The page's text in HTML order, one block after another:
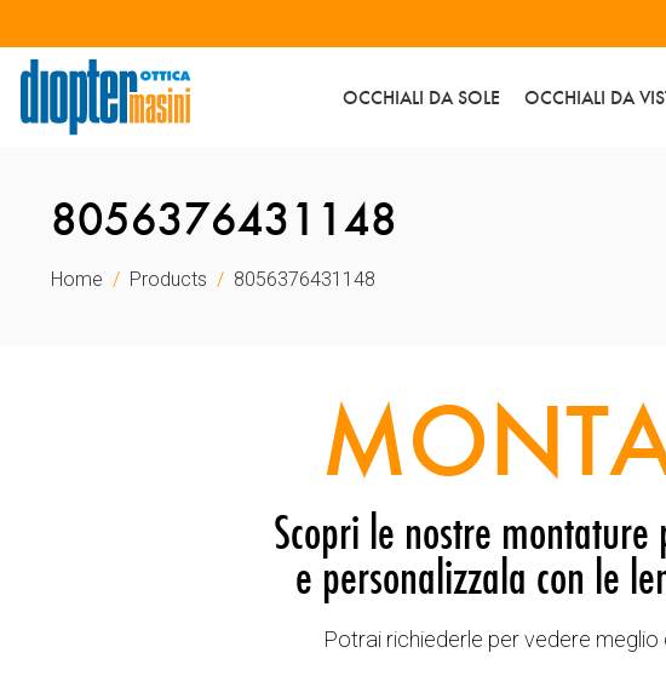
OCCHIALI DA SOLE OCCHIALI DA
8056376431148
Home Products 8056376431148
Scopri le nostre
e personalizzala con le
Potrai richiederle per vedere